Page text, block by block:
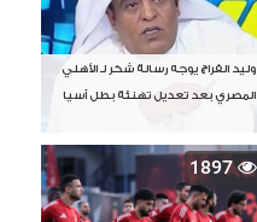
وليد الفراج يوجه رسالة شكر لـ الأهلي
المصري بعد تعديل تهنئة بطل آسيا
1897